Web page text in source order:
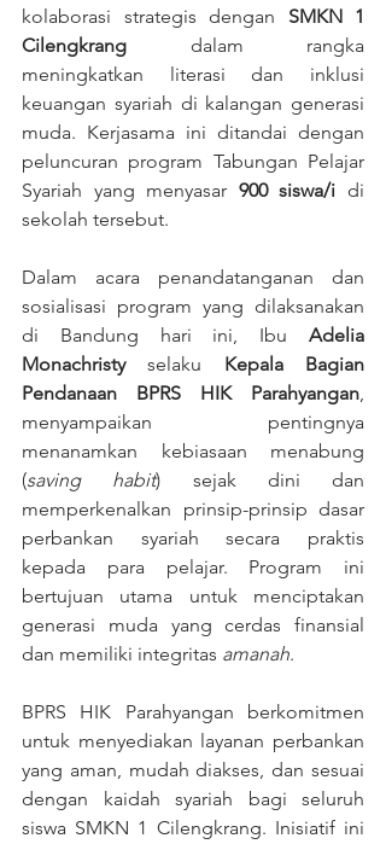
kolaborasi strategis dengan SMKN 1
Cilengkrang dalam rangka
meningkatkan literasi dan inklusi
keuangan syariah di kalangan generasi
muda. Kerjasama ini ditandai dengan
peluncuran program Tabungan Pelajar
Syariah yang menyasar 900 siswa/i di
sekolah tersebut.
Dalam acara penandatanganan dan
sosialisasi program yang dilaksanakan
di Bandung hari ini, Ibu Adelia
Monachristy selaku Kepala Bagian
Pendanaan BPRS HIK Parahyangan,
menyampaikan pentingnya
menanamkan kebiasaan menabung
(saving habit) sejak dini dan
memperkenalkan prinsip-prinsip dasar
perbankan syariah secara praktis
kepada para pelajar. Program ini
bertujuan utama untuk menciptakan
generasi muda yang cerdas finansial
dan memiliki integritas amanah.
BPRS HIK Parahyangan berkomitmen
untuk menyediakan layanan perbankan
yang aman, mudah diakses, dan sesuai
dengan kaidah syariah bagi seluruh
siswa SMKN 1 Cilengkrang. Inisiatif ini